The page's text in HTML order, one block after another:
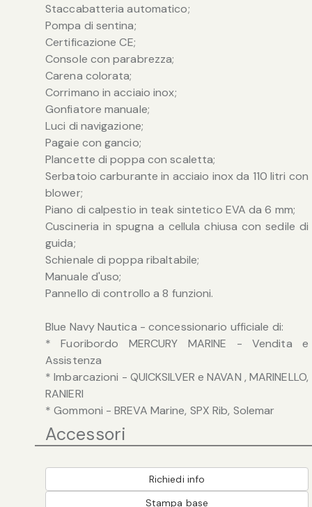
Staccabatteria automatico;
Pompa di sentina;
Certificazione CE;
Console con parabrezza;
Carena colorata;
Corrimano in acciaio inox;
Gonfiatore manuale;
Luci di navigazione;
Pagaie con gancio;
Plancette di poppa con scaletta;
Serbatoio carburante in acciaio inox da 110 litri con
blower;
Piano di calpestio in teak sintetico EVA da 6 mm;
Cuscineria in spugna a cellula chiusa con sedile di
guida;
Schienale di poppa ribaltabile;
Manuale d'uso;
Pannello di controllo a 8 funzioni.
Blue Navy Nautica - concessionario ufficiale di:
* Fuoribordo MERCURY MARINE - Vendita e
Assistenza
* Imbarcazioni - QUICKSILVER e NAVAN , MARINELLO,
RANIERI
* Gommoni - BREVA Marine, SPX Rib, Solemar
Accessori
Richiedi info
Stampa base